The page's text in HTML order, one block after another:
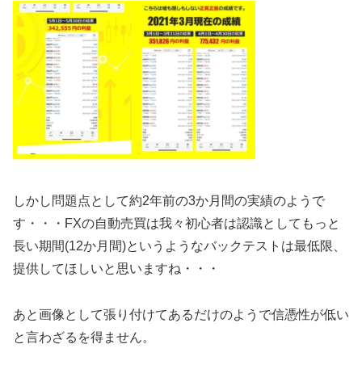
しかし問題点として約2年前の3か月間の実績のようで
す・・・FXの自動売買は我々初心者は認識としてもっと
長い期間(12か月間)というようなバックテストは最低限、
提供してほしいと思いますね・・・
あと画像として張り付けてあるだけのようで信憑性が低い
と言わざるを得ません。